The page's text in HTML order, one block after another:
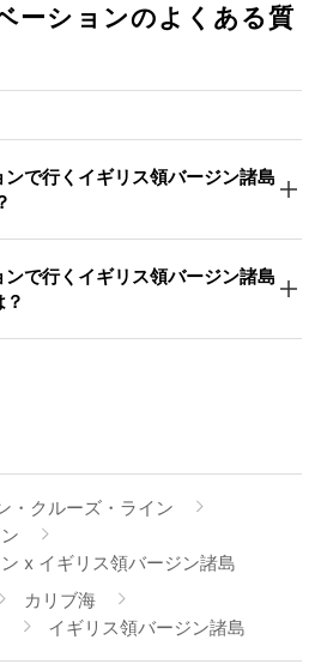
ーションのよくある質
で行くイギリス領バージン諸島
で行くイギリス領バージン諸島
・クルーズ・ライン
x イギリス領バージン諸島
カリブ海
イギリス領バージン諸島